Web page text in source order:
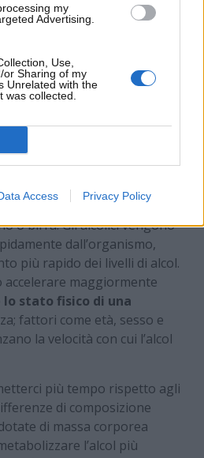
my
Advertising.
Use,
or Sharing of my
Unrelated with the
was collected.
Access Privacy Policy
di alcol nel corpo
fa tanta differenza;
più tempo a
o birra. Gli alcolici vengono
dall’organismo,
più rapido dei livelli di alcol.
accelerare maggiormente
lo stato fisico di una
fattori come età, sesso e
la velocità con cui l’alcol
più tempo rispetto agli
di composizione
di massa corporea
l’alcol più